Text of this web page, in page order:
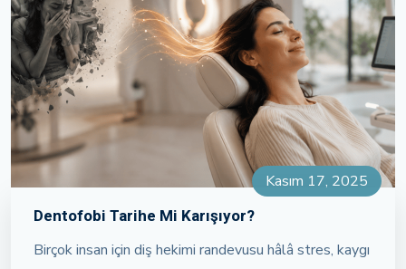
Kasım 17, 2025
Dentofobi Tarihe Mi Karışıyor?
Birçok insan için diş hekimi randevusu hâlâ stres, kaygı